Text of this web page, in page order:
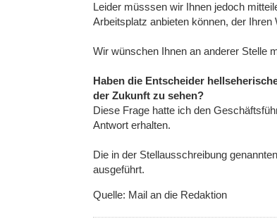
Leider müsssen wir Ihnen jedoch
Arbeitsplatz anbieten können, der Ihren
Wir wünschen Ihnen an anderer Stelle
Haben die Entscheider
der Zukunft zu sehen?
Diese Frage hatte ich den
Antwort erhalten.
Die in der Stellausschreibung
ausgeführt.
Quelle: Mail an die Redaktion